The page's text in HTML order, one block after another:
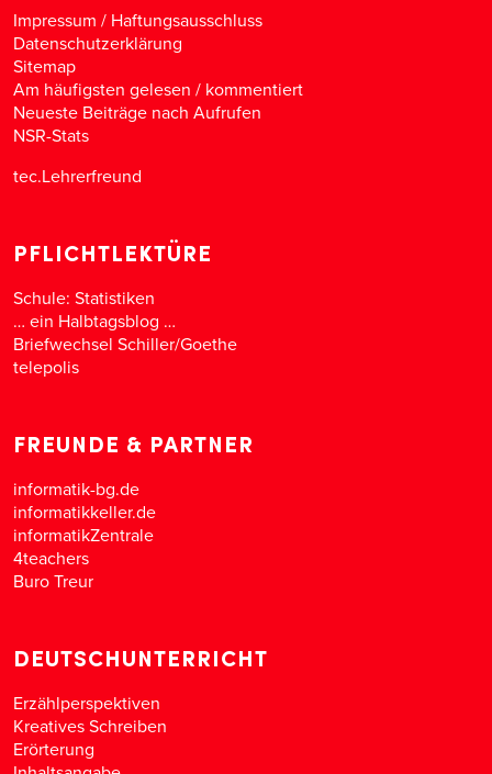
Impressum / Haftungsausschluss
Datenschutzerklärung
Sitemap
Am häufigsten gelesen / kommentiert
Neueste Beiträge nach Aufrufen
NSR-Stats
tec.Lehrerfreund
PFLICHTLEKTÜRE
Schule: Statistiken
… ein Halbtagsblog …
Briefwechsel Schiller/Goethe
telepolis
FREUNDE & PARTNER
informatik-bg.de
informatikkeller.de
informatikZentrale
4teachers
Buro Treur
DEUTSCHUNTERRICHT
Erzählperspektiven
Kreatives Schreiben
Erörterung